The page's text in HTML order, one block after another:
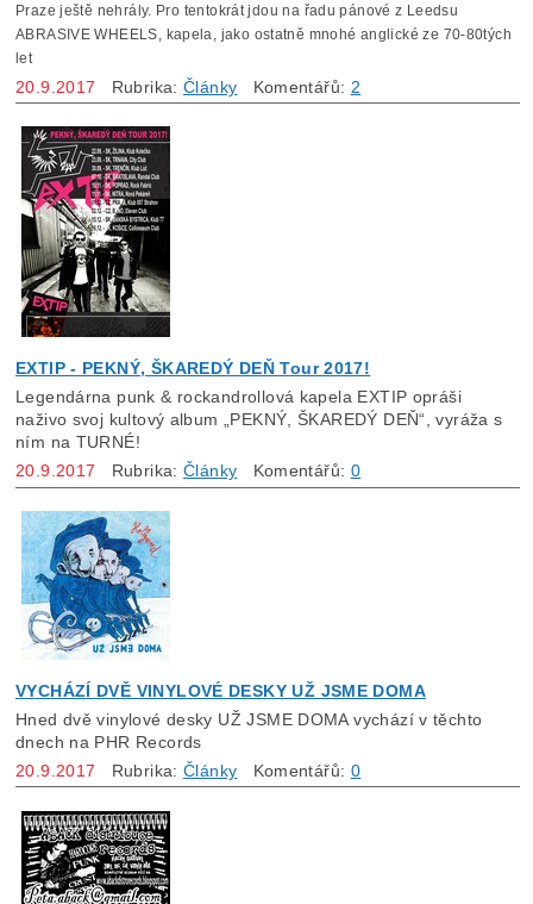
Praze ještě nehrály. Pro tentokrát jdou na řadu pánové z Leedsu
ABRASIVE WHEELS, kapela, jako ostatně mnohé anglické ze 70-80tých
let
20.9.2017 Rubrika:Články Komentářů: 2
EXTIP - PEKNÝ, ŠKAREDÝ DEŇ Tour 2017!
Legendárna punk & rockandrollová kapela EXTIP opráši
naživo svoj kultový album „PEKNÝ, ŠKAREDÝ DEŇ“, vyráža s
ním na TURNÉ!
20.9.2017 Rubrika:Články Komentářů: 0
VYCHÁZÍ DVĚ VINYLOVÉ DESKY UŽ JSME DOMA
Hned dvě vinylové desky UŽ JSME DOMA vychází v těchto
dnech na PHR Records
20.9.2017 Rubrika:Články Komentářů: 0